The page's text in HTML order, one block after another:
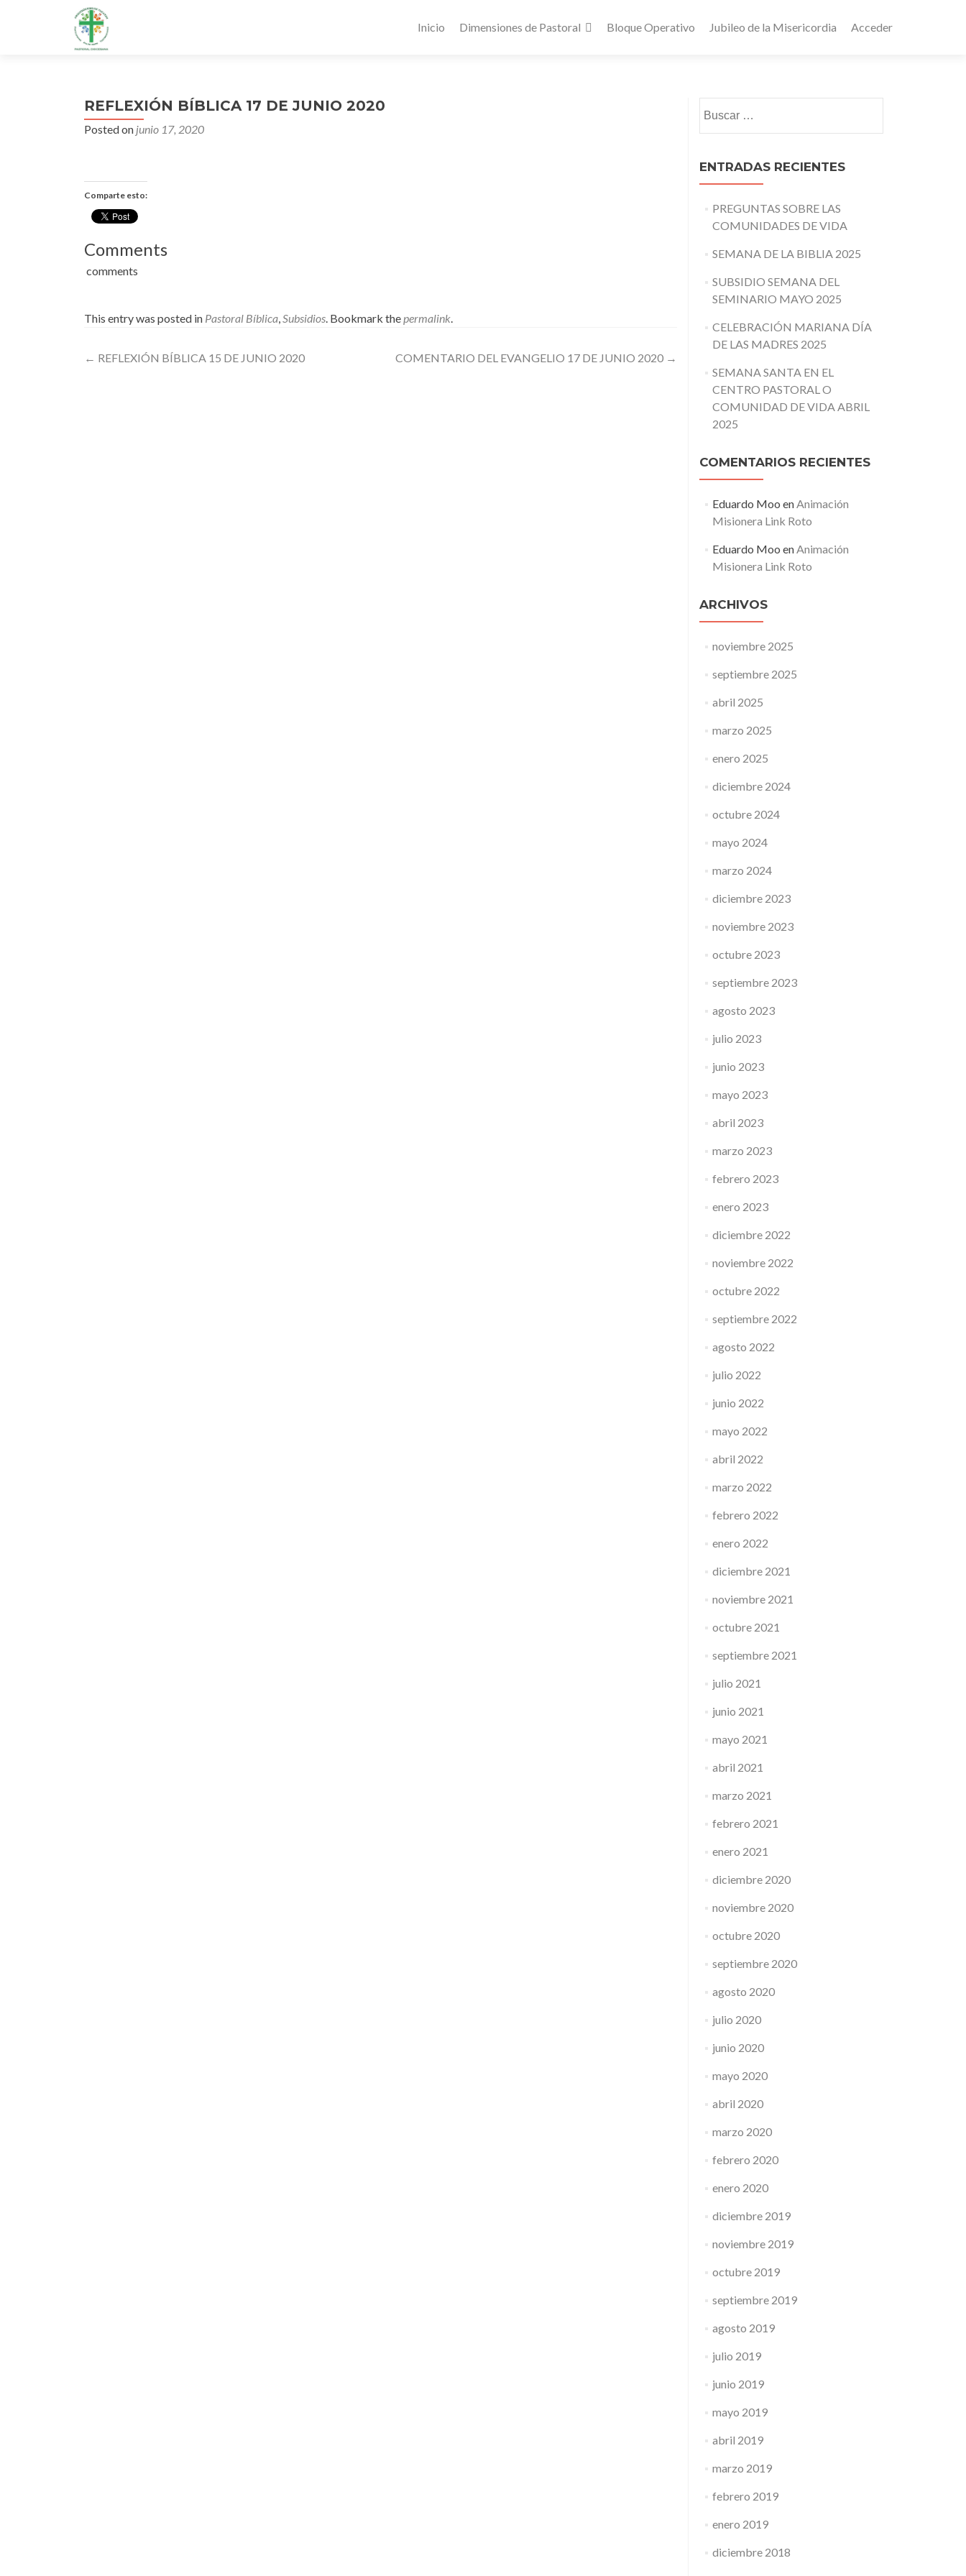
Inicio Dimensiones de Pastoral Bloque Operativo Jubileo de la Misericordia Acceder
REFLEXIÓN BÍBLICA 17 DE JUNIO 2020
Posted on junio 17, 2020
Comparte esto:
Comments
comments
This entry was posted in Pastoral Bíblica,Subsidios. Bookmark thepermalink.
Post
← REFLEXIÓN BÍBLICA 15 DE JUNIO 2020 COMENTARIO DEL EVANGELIO 17 DE JUNIO 2020 →
ENTRADAS RECIENTES
PREGUNTAS SOBRE LAS
COMUNIDADES DE VIDA
SEMANA DE LA BIBLIA 2025
SUBSIDIO SEMANA DEL
SEMINARIO MAYO 2025
CELEBRACIÓN MARIANA DÍA
DE LAS MADRES 2025
SEMANA SANTA EN EL
CENTRO PASTORAL O
COMUNIDAD DE VIDA ABRIL
2025
COMENTARIOS RECIENTES
Eduardo Moo enAnimación
Misionera Link Roto
Eduardo Moo enAnimación
Misionera Link Roto
ARCHIVOS
noviembre 2025
septiembre 2025
abril 2025
marzo 2025
enero 2025
diciembre 2024
octubre 2024
mayo 2024
marzo 2024
diciembre 2023
noviembre 2023
octubre 2023
septiembre 2023
agosto 2023
julio 2023
junio 2023
mayo 2023
abril 2023
marzo 2023
febrero 2023
enero 2023
diciembre 2022
noviembre 2022
octubre 2022
septiembre 2022
agosto 2022
julio 2022
junio 2022
mayo 2022
abril 2022
marzo 2022
febrero 2022
enero 2022
diciembre 2021
noviembre 2021
octubre 2021
septiembre 2021
julio 2021
junio 2021
mayo 2021
abril 2021
marzo 2021
febrero 2021
enero 2021
diciembre 2020
noviembre 2020
octubre 2020
septiembre 2020
agosto 2020
julio 2020
junio 2020
mayo 2020
abril 2020
marzo 2020
febrero 2020
enero 2020
diciembre 2019
noviembre 2019
octubre 2019
septiembre 2019
agosto 2019
julio 2019
junio 2019
mayo 2019
abril 2019
marzo 2019
febrero 2019
enero 2019
diciembre 2018